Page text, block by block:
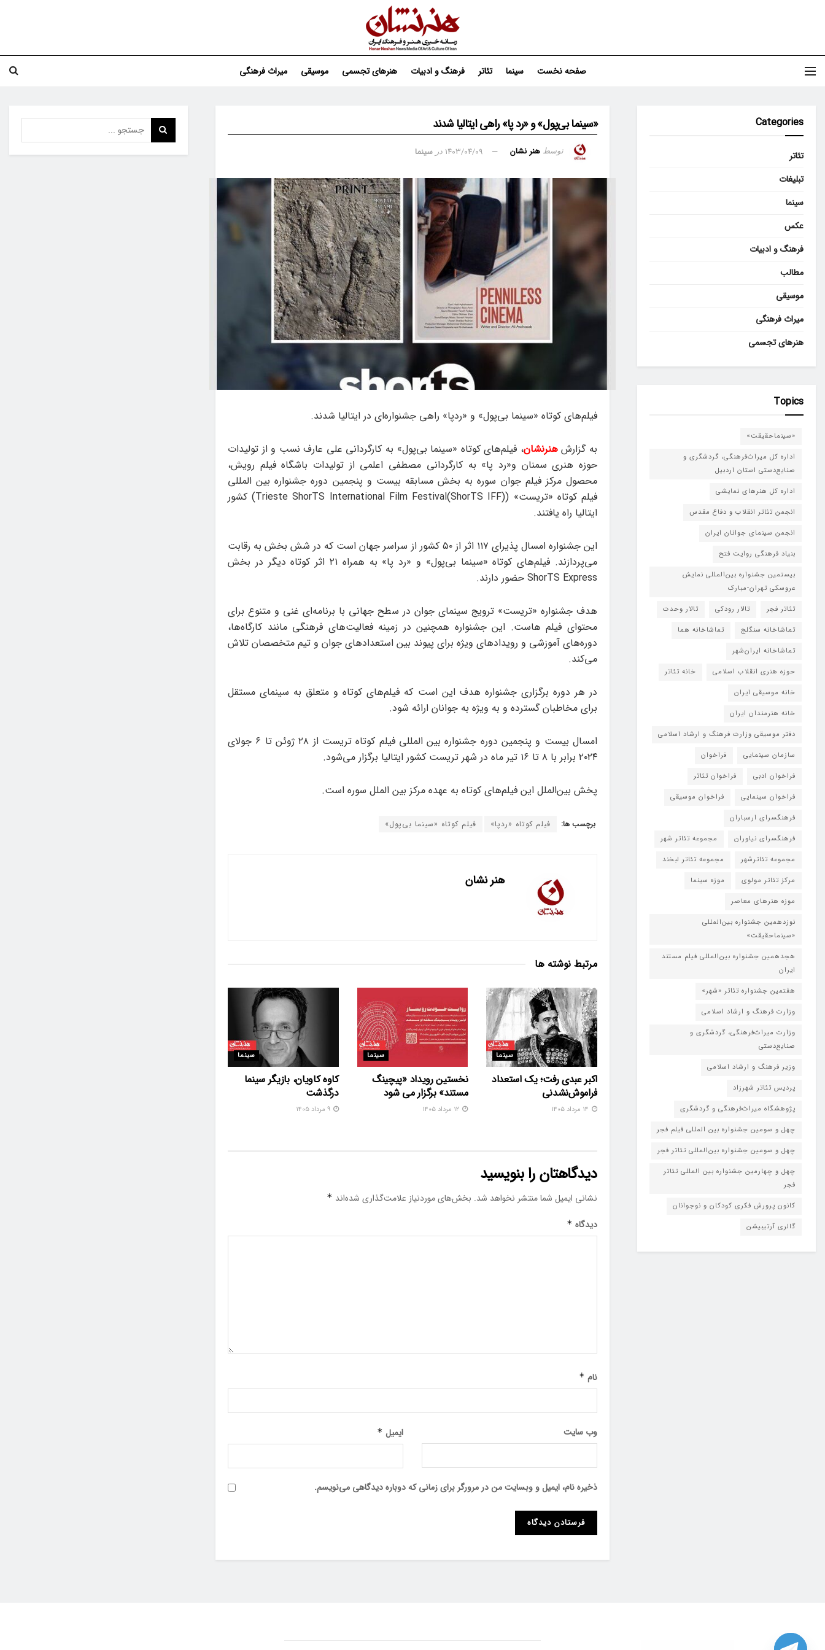
صفحه نخست سینما تئاتر فرهنگ و ادبیات هنرهای تجسمی موسیقی میراث فرهنگی
«سینما بی‌پول» و «رد پا» راهی ایتالیا شدند
توسط هنر نشان ۱۴۰۳/۰۴/۰۹ در سینما
فیلم‌های کوتاه «سینما بی‌پول» و «ردپا» راهی جشنواره‌ای در ایتالیا شدند.
به گزارشهنرنشان، فیلم‌های کوتاه «سینما بی‌پول» به کارگردانی علی عارف نسب و از تولیدات
حوزه هنری سمنان و«رد پا» به کارگردانی مصطفی اعلمی از تولیدات باشگاه فیلم رویش،
محصول مرکز فیلم جوان سوره به بخش مسابقه بیست و پنجمین دوره جشنواره بین المللی
فیلم کوتاه «تریست» (Trieste ShorTS International Film Festival(ShorTS IFF)) کشور
ایتالیا راه یافتند.
این جشنواره امسال پذیرای ۱۱۷ اثر از ۵۰ کشور از سراسر جهان است که در شش بخش به رقابت
می‌پردازند. فیلم‌های کوتاه «سینما بی‌پول» و «رد پا» به همراه ۲۱ اثر کوتاه دیگر در بخش
ShorTS Express حضور دارند.
هدف جشنواره «تریست» ترویج سینمای جوان در سطح جهانی با برنامه‌ای غنی و متنوع برای
محتوای فیلم هاست. این جشنواره همچنین در زمینه فعالیت‌های فرهنگی مانند کارگاه‌ها،
دوره‌های آموزشی و رویدادهای ویژه برای پیوند بین استعدادهای جوان و تیم متخصصان تلاش
می‌کند.
در هر دوره برگزاری جشنواره هدف این است که فیلم‌های کوتاه و متعلق به سینمای مستقل
برای مخاطبان گسترده و به ویژه به جوانان ارائه شود.
امسال بیست و پنجمین دوره جشنواره بین المللی فیلم کوتاه تریست از ۲۸ ژوئن تا ۶ جولای
۲۰۲۴ برابر با ۸ تا ۱۶ تیر ماه در شهر تریست کشور ایتالیا برگزار می‌شود.
پخش بین‌الملل این فیلم‌های کوتاه به عهده مرکز بین الملل سوره است.
برچسب ها: فیلم‌ کوتاه «ردپا» فیلم کوتاه «سینما بی‌پول»
هنر نشان
مرتبط نوشته ها
سینما
اکبر عبدی رفت؛ یک استعداد
فراموش‌نشدنی
سینما
نخستین رویداد «پیچینگ
مستند» برگزار می شود
سینما
کاوه کاویان، بازیگر سینما
درگذشت
۹ مرداد ۱۴۰۵
دیدگاهتان را بنویسید
نشانی ایمیل شما منتشر نخواهد شد. بخش‌های موردنیاز علامت‌گذاری شده‌اند *
دیدگاه *
نام *
ایمیل * وب‌ سایت
ذخیره نام، ایمیل و وبسایت من در مرورگر برای زمانی که دوباره دیدگاهی می‌نویسم.
Categories
تئاتر
تبلیغات
سینما
عکس
فرهنگ و ادبیات
مطالب
موسیقی
میراث فرهنگی
هنرهای تجسمی
Topics
«سینماحقیقت»
اداره کل میراث‌فرهنگی، گردشگری و
صنایع‌دستی استان اردبیل
اداره کل هنرهای نمایشی
انجمن تئاتر انقلاب و دفاع مقدس
انجمن سینمای جوانان ایران
بنیاد فرهنگی روایت فتح
بیستمین جشنواره بین‌المللی نمایش
عروسکی تهران-مبارک
تئاتر فجر
تالار رودکی
تالار وحدت
تماشاخانه سنگلج
تماشاخانه هما
تماشاخانه‌ ایران‌شهر
حوزه هنری انقلاب اسلامی
خانه تئاتر
خانه موسیقی ایران
خانه هنرمندان ایران
دفتر موسیقی وزارت فرهنگ و ارشاد اسلامی
سازمان سینمایی
فراخوان
فراخوان ادبی
فراخوان تئاتر
فراخوان سینمایی
فراخوان موسیقی
فرهنگسرای ارسباران
فرهنگسرای نیاوران
مجموعه تئاتر شهر
مجموعه تئاترشهر
مجموعه تئاتر لبخند
مرکز تئاتر مولوی
موزه سینما
موزه هنرهای معاصر
نوزدهمین جشنواره بین‌المللی
«سینماحقیقت»
هجدهمین جشنواره بین‌المللی فیلم مستند
ایران
هفتمین جشنواره تئاتر «شهر»
وزارت فرهنگ و ارشاد اسلامی
وزارت میراث‌فرهنگی، گردشگری و
صنایع‌دستی
وزیر فرهنگ و ارشاد اسلامی
پردیس تئاتر شهرزاد
پژوهشگاه میراث‌فرهنگی و گردشگری
چهل و سومین جشنواره بین المللی فیلم فجر
چهل و سومین جشنواره بین‌المللی تئاتر فجر
چهل و چهارمین جشنواره بین المللی تئاتر
فجر
کانون پرورش فکری کودکان و نوجوانان
گالری آرتیبیشن